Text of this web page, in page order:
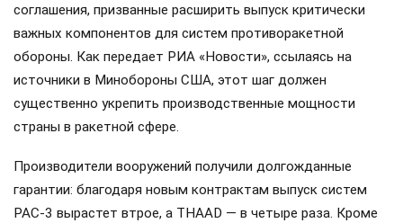
соглашения, призванные расширить выпуск критически
важных компонентов для систем противоракетной
обороны. Как передает РИА «Новости», ссылаясь на
источники в Минобороны США, этот шаг должен
существенно укрепить производственные мощности
страны в ракетной сфере.
Производители вооружений получили долгожданные
гарантии: благодаря новым контрактам выпуск систем
PAC-3 вырастет втрое, а THAAD — в четыре раза. Кроме